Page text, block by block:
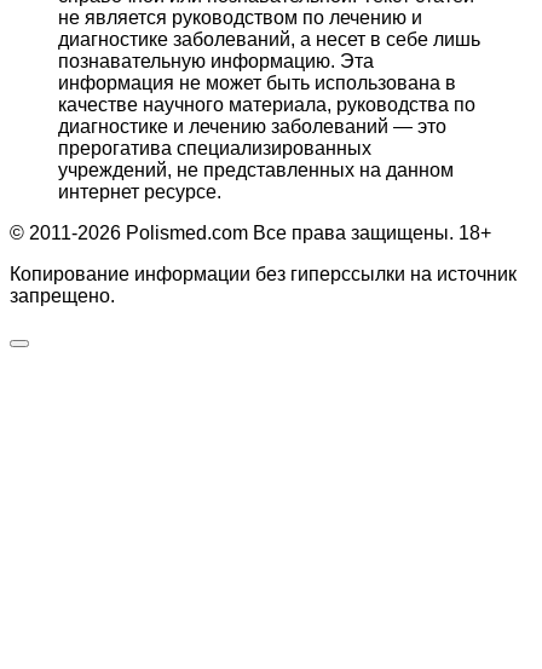
не является руководством по лечению и
диагностике заболеваний, а несет в себе лишь
познавательную информацию. Эта
информация не может быть использована в
качестве научного материала, руководства по
диагностике и лечению заболеваний — это
прерогатива специализированных
учреждений, не представленных на данном
интернет ресурсе.
© 2011-2026 Polismed.com Все права защищены. 18+
Копирование информации без гиперссылки на источник
запрещено.